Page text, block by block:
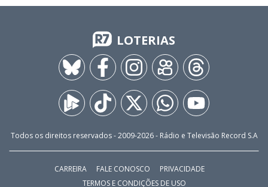
LOTERIAS
Todos os direitos reservados - 2009-2026- Rádio e Televisão Record S.A
CARREIRA FALE CONOSCO
PRIVACIDADE
TERMOS E CONDIÇÕES DE USO